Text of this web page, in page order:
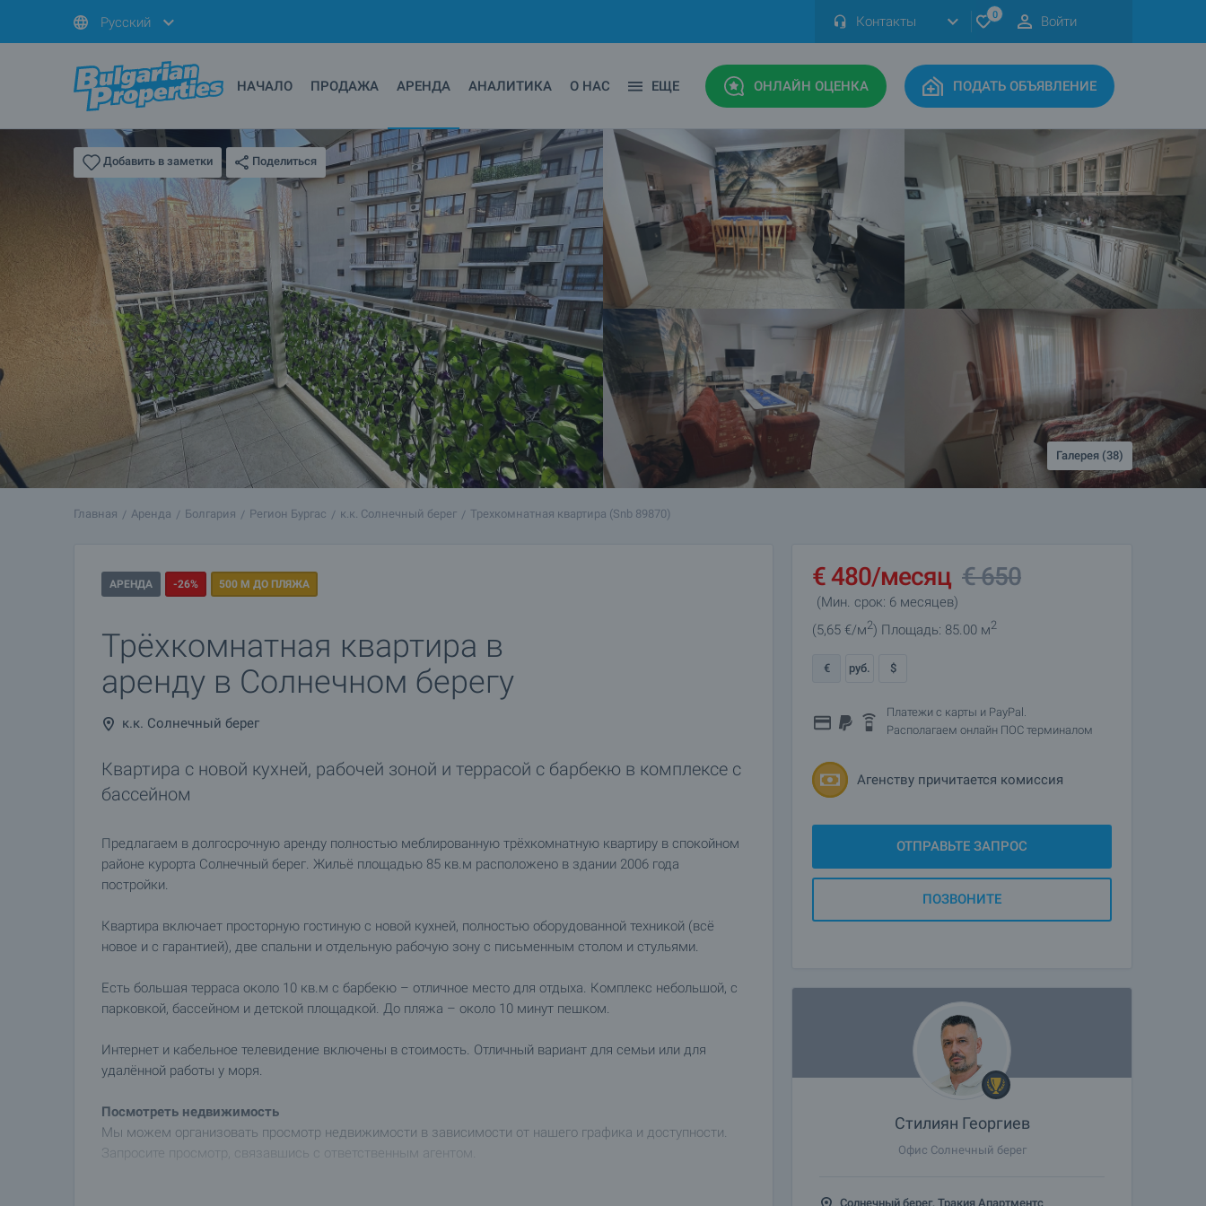
Русский Контакты 0 Войти
НАЧАЛО ПРОДАЖА АРЕНДА АНАЛИТИКА О НАС ЕЩЕ ОНЛАЙН ОЦЕНКА ПОДАТЬ ОБЪЯВЛЕНИЕ
Добавить в заметки Поделиться
Галерея (38)
Главная Аренда Болгария Регион Бургас к.к. Солнечный берег Трехкомнатная квартира (Snb 89870)
АРЕНДА -26% 500 М ДО ПЛЯЖА
Трёхкомнатная квартира в
аренду в Солнечном берегу
к.к. Солнечный берег
Квартира с новой кухней, рабочей зоной и террасой с барбекю в комплексе с
бассейном
Предлагаем в долгосрочную аренду полностью меблированную трёхкомнатную квартиру в спокойном
районе курорта Солнечный берег. Жильё площадью 85 кв.м расположено в здании 2006 года
постройки.
Квартира включает просторную гостиную с новой кухней, полностью оборудованной техникой (всё
новое и с гарантией), две спальни и отдельную рабочую зону с письменным столом и стульями.
Есть большая терраса около 10 кв.м с барбекю – отличное место для отдыха. Комплекс небольшой, с
парковкой, бассейном и детской площадкой. До пляжа – около 10 минут пешком.
Интернет и кабельное телевидение включены в стоимость. Отличный вариант для семьи или для
удалённой работы у моря.
Посмотреть недвижимость
Мы можем организовать просмотр недвижимости в зависимости от нашего графика и доступности.
Запросите просмотр, связавшись с ответственным агентом.
€480/месяц €650
(Мин. срок: 6 месяцев)
(5,65 €/м2) Площадь: 85.00 м2
€ руб. $
Платежи с карты и PayPal.
Располагаем онлайн ПОС терминалом
Агенству причитается комиссия
ОТПРАВЬТЕ ЗАПРОС
ПОЗВОНИТЕ
Стилиян Георгиев
Офис Солнечный берег
Солнечный берег, Тракия Апартментс